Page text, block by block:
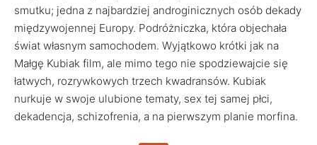
smutku; jedna z najbardziej androginicznych osób dekady
międzywojennej Europy. Podróżniczka, która objechała
świat własnym samochodem. Wyjątkowo krótki jak na
Małgę Kubiak film, ale mimo tego nie spodziewajcie się
łatwych, rozrywkowych trzech kwadransów. Kubiak
nurkuje w swoje ulubione tematy, sex tej samej płci,
dekadencja, schizofrenia, a na pierwszym planie morfina.